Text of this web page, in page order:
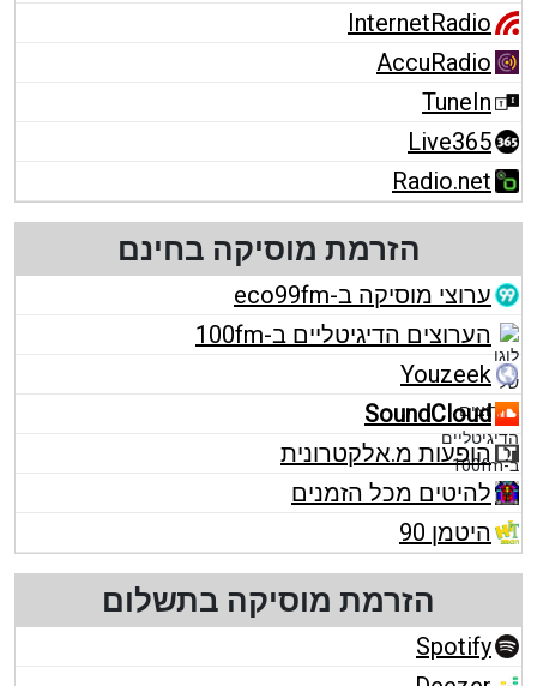
InternetRadio
AccuRadio
TuneIn
Live365
Radio.net
הזרמת מוסיקה בחינם
ערוצי מוסיקה ב-eco99fm
הערוצים הדיגיטליים ב-100fm
Youzeek
SoundCloud
הופעות מ.אלקטרונית
להיטים מכל הזמנים
היטמן 90
הזרמת מוסיקה בתשלום
Spotify